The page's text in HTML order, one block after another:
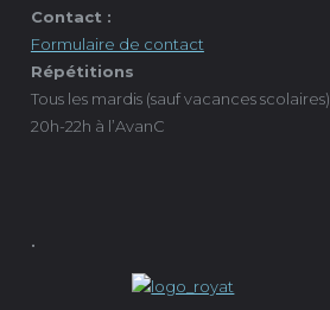
Contact :
Formulaire de contact
Répétitions
Tous les mardis (sauf vacances scolaires)
20h-22h à l’AvanC
.